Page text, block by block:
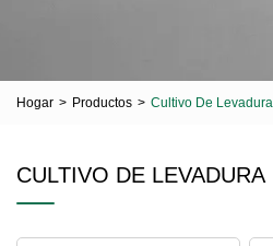
Hogar > Productos > Cultivo De Levadura
CULTIVO DE LEVADURA